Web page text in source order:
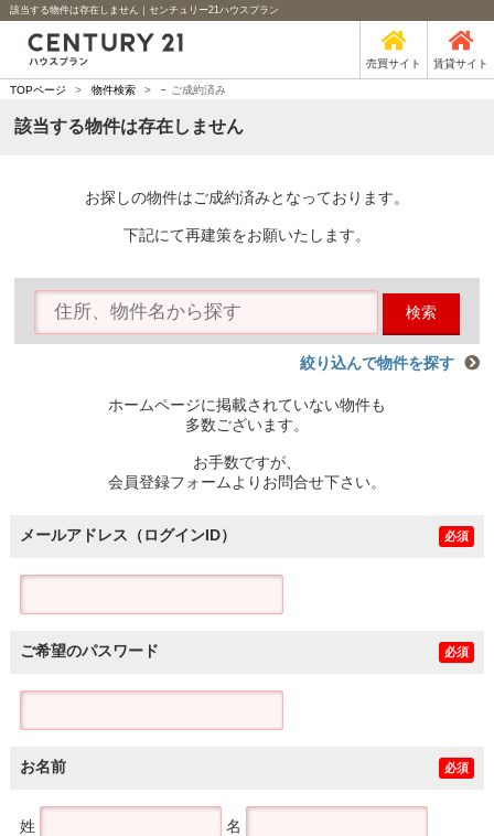
該当する物件は存在しません｜センチュリー21ハウスプラン
売買サイト 賃貸サイト
TOPページ > 物件検索 > - ご成約済み
該当する物件は存在しません
お探しの物件はご成約済みとなっております。
下記にて再建策をお願いたします。
検索
絞り込んで物件を探す
ホームページに掲載されていない物件も
多数ございます。
お手数ですが、
会員登録フォームよりお問合せ下さい。
メールアドレス（ログインID） 必須
ご希望のパスワード 必須
お名前 必須
姓 名